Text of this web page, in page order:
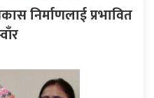
निर्माणलाई प्रभावित